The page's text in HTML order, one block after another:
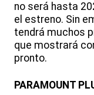
no será hasta
el estreno. Sin
tendrá muchos
que mostrará
pronto.
PARAMOUNT